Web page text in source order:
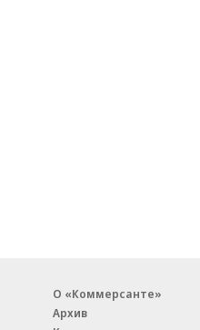
О «Коммерсанте»
Архив